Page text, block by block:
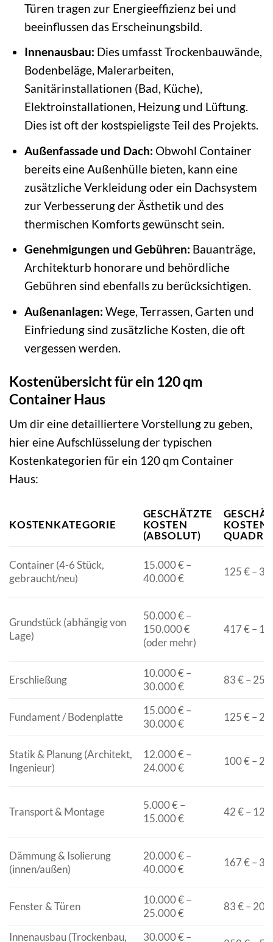
Türen tragen zur Energieeffizienz bei und
beeinflussen das Erscheinungsbild.
Innenausbau: Dies umfasst Trockenbauwände,
Bodenbeläge, Malerarbeiten,
Sanitärinstallationen (Bad, Küche),
Elektroinstallationen, Heizung und Lüftung.
Dies ist oft der kostspieligste Teil des Projekts.
Außenfassade und Dach: Obwohl Container
bereits eine Außenhülle bieten, kann eine
zusätzliche Verkleidung oder ein Dachsystem
zur Verbesserung der Ästhetik und des
thermischen Komforts gewünscht sein.
Genehmigungen und Gebühren: Bauanträge,
Architekturb honorare und behördliche
Gebühren sind ebenfalls zu berücksichtigen.
Außenanlagen: Wege, Terrassen, Garten und
Einfriedung sind zusätzliche Kosten, die oft
vergessen werden.
Kostenübersicht für ein 120 qm
Container Haus
Um dir eine detailliertere Vorstellung zu geben,
hier eine Aufschlüsselung der typischen
Kostenkategorien für ein 120 qm Container
Haus:
KOSTENKATEGORIE
GESCHÄTZTE
KOSTEN
(ABSOLUT)
KOSTEN
Container (4-6 Stück,
gebraucht/neu)
15.000 € –
40.000 €
125 € –
Grundstück (abhängig von
Lage)
50.000 € –
150.000 €
(oder mehr)
417 € –
Erschließung
10.000 € –
30.000 €
83 € – 250
Fundament / Bodenplatte
15.000 € –
30.000 €
125 € –
Statik & Planung (Architekt,
Ingenieur)
12.000 € –
24.000 €
100 € –
Transport & Montage
5.000 € –
15.000 €
42 € – 125
Dämmung & Isolierung
(innen/außen)
20.000 € –
40.000 €
167 € –
Fenster & Türen
10.000 € –
25.000 €
83 € – 208
Innenausbau (Trockenbau, 30.000 € –